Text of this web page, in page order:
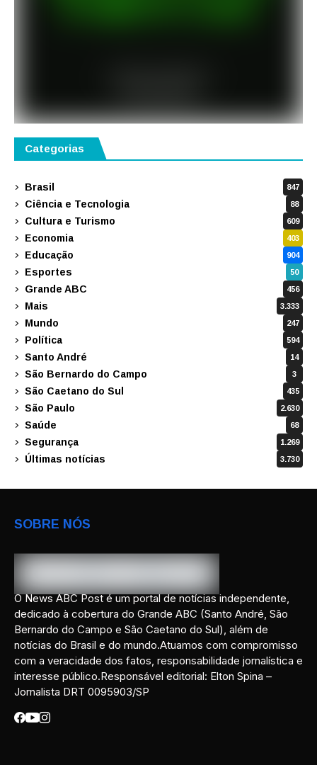
Categorias
Brasil 847
Ciência e Tecnologia 88
Cultura e Turismo 609
Economia 403
Educação 904
Esportes 50
Grande ABC 456
Mais 3.333
Mundo 247
Política 594
Santo André 14
São Bernardo do Campo 3
São Caetano do Sul 435
São Paulo 2.630
Saúde 68
Segurança 1.269
Últimas notícias 3.730
SOBRE NÓS
O News ABC Post é um portal de notícias independente,
dedicado à cobertura do Grande ABC (Santo André, São
Bernardo do Campo e São Caetano do Sul), além de
notícias do Brasil e do mundo.Atuamos com compromisso
com a veracidade dos fatos, responsabilidade jornalística e
interesse público.Responsável editorial: Elton Spina –
Jornalista DRT 0095903/SP